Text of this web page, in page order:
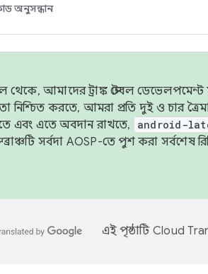
অনুসন্ধান
থেকে, আমাদের ট্রাঙ্ক স্টেবল ডেভেলপমেন্ট
নিশ্চিত করতে, আমরা প্রতি দুই ও চার
এবং এতে অবদান রাখতে,
android-
ব্রাঞ্চটি সর্বদা AOSP-তে পুশ করা
এই পৃষ্ঠাটি Cloud